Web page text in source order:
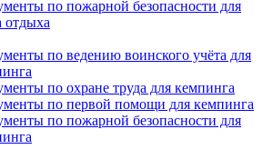
по пожарной безопасности для
отдыха
по ведению воинского учёта для
по охране труда для кемпинга
по первой помощи для кемпинга
по пожарной безопасности для